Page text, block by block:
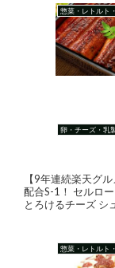
惣菜・レトルト
卵・チーズ・乳
【9年連続楽天グ
配合S-1！ セルロ
とろけるチーズ シ
惣菜・レトルト